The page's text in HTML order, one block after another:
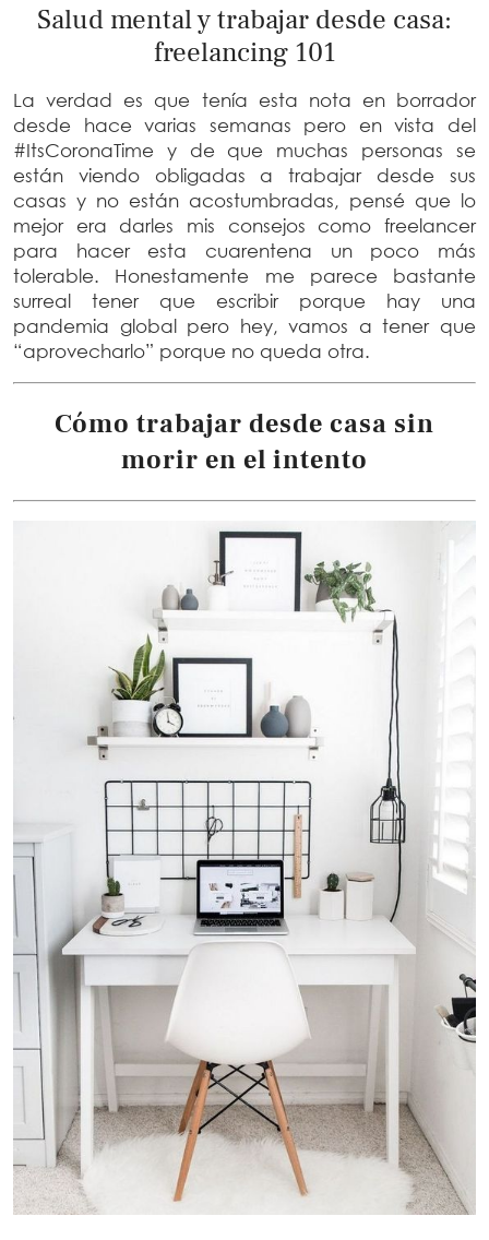
Salud mental y trabajar desde casa:
freelancing 101
La verdad es que tenía esta nota en borrador
desde hace varias semanas pero en vista del
#ItsCoronaTime y de que muchas personas se
están viendo obligadas a trabajar desde sus
casas y no están acostumbradas, pensé que lo
mejor era darles mis consejos como freelancer
para hacer esta cuarentena un poco más
tolerable. Honestamente me parece bastante
surreal tener que escribir porque hay una
pandemia global pero hey, vamos a tener que
“aprovecharlo” porque no queda otra.
Cómo trabajar desde casa sin
morir en el intento